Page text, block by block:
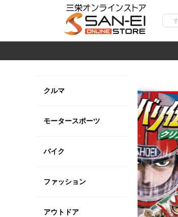
クルマ
モータースポーツ
バイク
ファッション
アウトドア